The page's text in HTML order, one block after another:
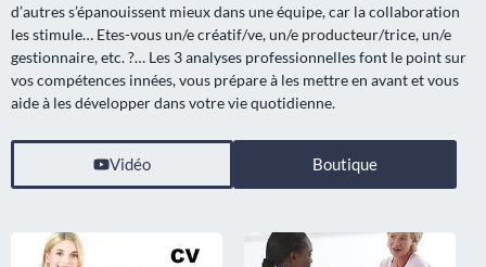
d’autres s’épanouissent mieux dans une équipe, car la collaboration
les stimule… Etes-vous un/e créatif/ve, un/e producteur/trice, un/e
gestionnaire, etc. ?… Les 3 analyses professionnelles font le point sur
vos compétences innées, vous prépare à les mettre en avant et vous
aide à les développer dans votre vie quotidienne.
Vidéo Boutique